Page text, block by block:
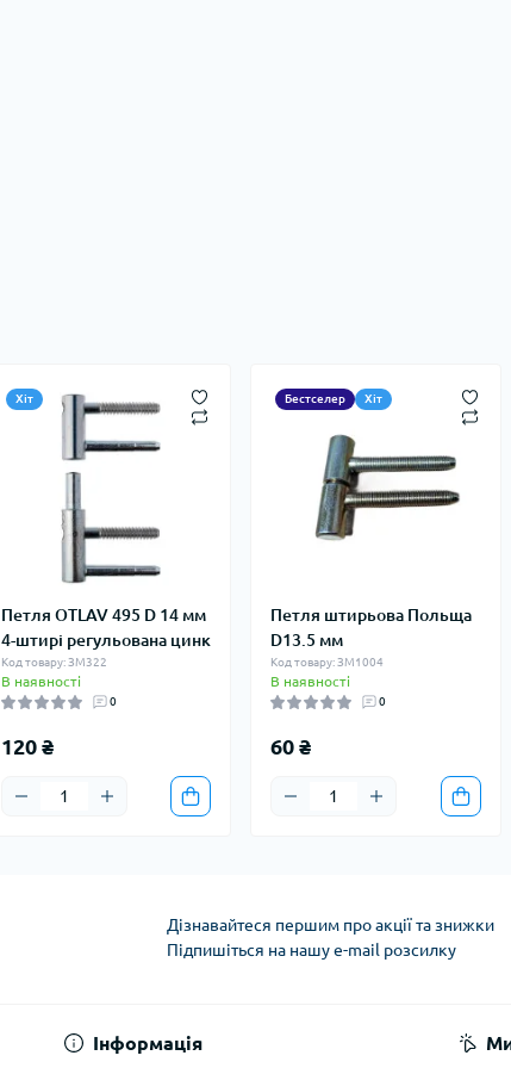
Хіт
Петля OTLAV 495 D 14 мм
4-штирі регульована цинк
Код товару: ЗМ322
В наявності
0
120 ₴
Бестселер Хіт
Петля штирьова Польща
D13.5 мм
Код товару: ЗМ1004
В наявності
0
60 ₴
Дізнавайтеся першим про акції та знижки
Підпишіться на нашу e-mail розсилку
Інформація